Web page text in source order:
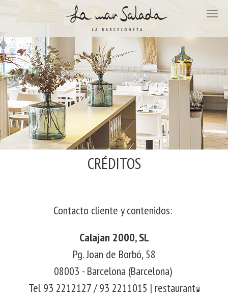
CRÉDITOS
Contacto cliente y contenidos:
Calajan 2000, SL
Pg. Joan de Borbó, 58
08003 - Barcelona (Barcelona)
Tel 93 2212127 / 93 2211015 | restaurant